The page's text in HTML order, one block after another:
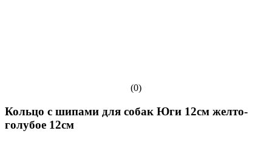
(0)
Кольцо с шипами для собак Юги 12см желто-
голубое 12см